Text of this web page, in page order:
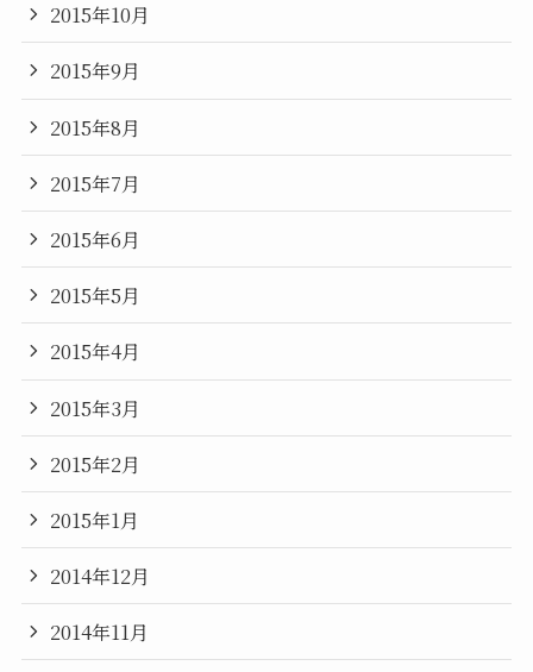
2015年10月
2015年9月
2015年8月
2015年7月
2015年6月
2015年5月
2015年4月
2015年3月
2015年2月
2015年1月
2014年12月
2014年11月